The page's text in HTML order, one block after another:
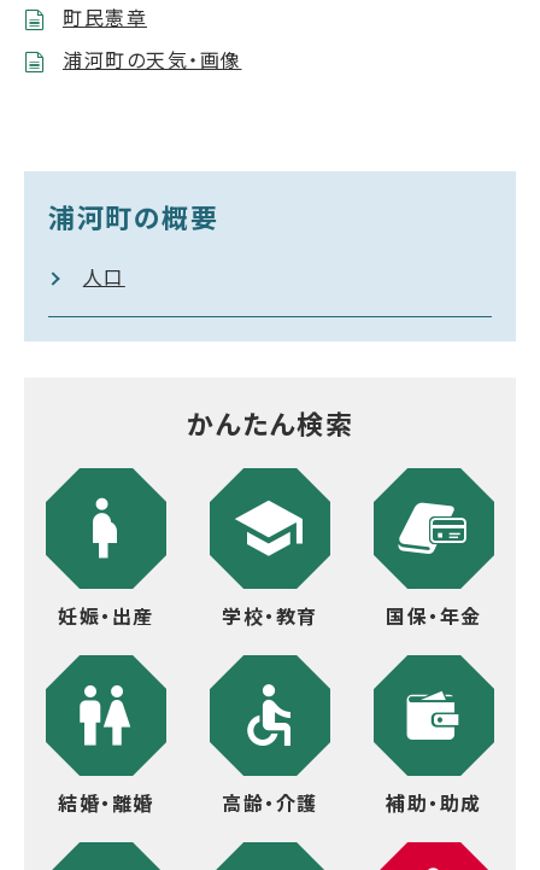
町民憲章
浦河町の天気・画像
浦河町の概要
人口
かんたん検索
妊娠・出産 学校・教育 国保・年金
結婚・離婚 高齢・介護 補助・助成